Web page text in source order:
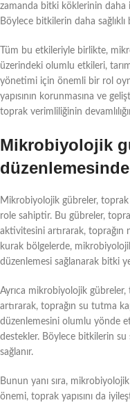
zamanda bitki köklerinin daha
Böylece bitkilerin daha
Tüm bu etkileriyle birlikte,
üzerindeki olumlu etkileri,
yönetimi için önemli bir rol
yapısının korunmasına ve
toprak verimliliğinin
Mikrobiyolojik
Mikrobiyolojik gübreler,
role sahiptir. Bu gübreler,
aktivitesini artırarak, toprağın
kurak bölgelerde,
düzenlemesi sağlanarak bitki
Ayrıca mikrobiyolojik
artırarak, toprağın su tutma
düzenlemesini olumlu yönde
destekler. Böylece bitkilerin su
sağlanır.
Bunun yanı sıra,
önemi, toprak yapısını da